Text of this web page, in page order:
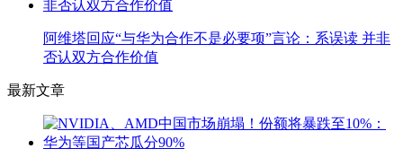
阿维塔回应“与华为合作不是必要项”言论：系误读 并非
否认双方合作价值
最新文章